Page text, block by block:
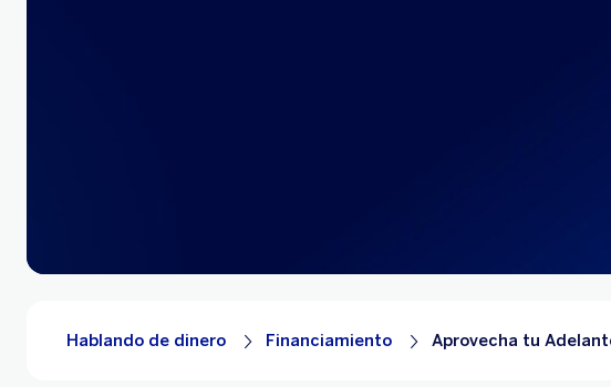
Hablando de dinero Financiamiento Aprovecha tu